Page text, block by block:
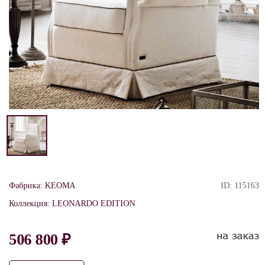
Фабрика: KEOMA
Коллекция: LEONARDO EDITION
ID: 115163
506 800 ₽ на заказ